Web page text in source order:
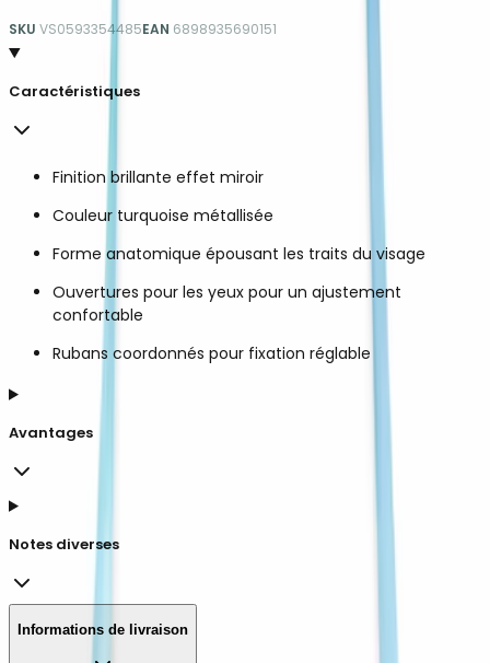
SKU VS0593354485EAN 6898935690151
Caractéristiques
Finition brillante effet miroir
Couleur turquoise métallisée
Forme anatomique épousant les traits du visage
Ouvertures pour les yeux pour un ajustement
confortable
Rubans coordonnés pour fixation réglable
Avantages
Notes diverses
Informations de livraison